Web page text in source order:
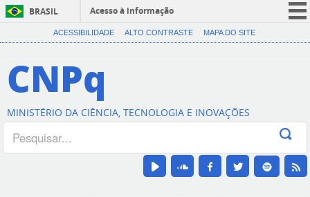
BRASIL
Acesso à informação
CORONAVÍRUS (COVID-19)
Canais
ACESSIBILIDADE ALTO CONTRASTE MAPA DO SITE
CNPq
MINISTÉRIO DA CIÊNCIA, TECNOLOGIA E INOVAÇÕES